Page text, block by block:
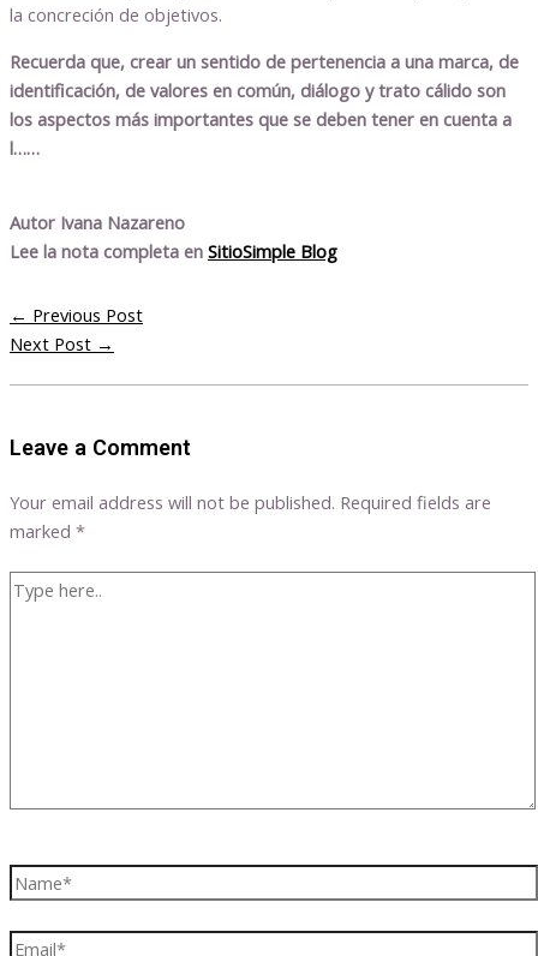
la concreción de objetivos.
Recuerda que, crear un sentido de pertenencia a una marca, de
identificación, de valores en común, diálogo y trato cálido son
los aspectos más importantes que se deben tener en cuenta a
l……
Autor Ivana Nazareno
Lee la nota completa en SitioSimple Blog
← Previous Post
Next Post →
Leave a Comment
Your email address will not be published. Required fields are
marked *
Type
Name*
Email*